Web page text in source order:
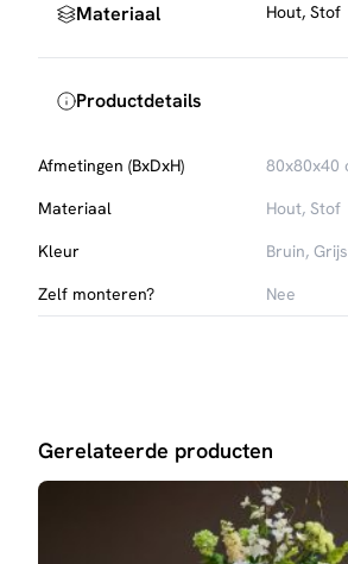
Materiaal Hout, Stof
Productdetails
Afmetingen (BxDxH)
80x80x40
Materiaal
Hout, Stof
Kleur
Bruin, Grijs
Zelf monteren?
Nee
Gerelateerde producten